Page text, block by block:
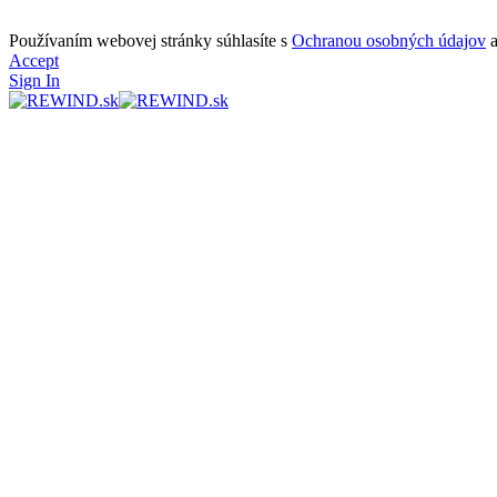
Používaním webovej stránky súhlasíte s Ochranou osobných údajov a
Accept
Sign In